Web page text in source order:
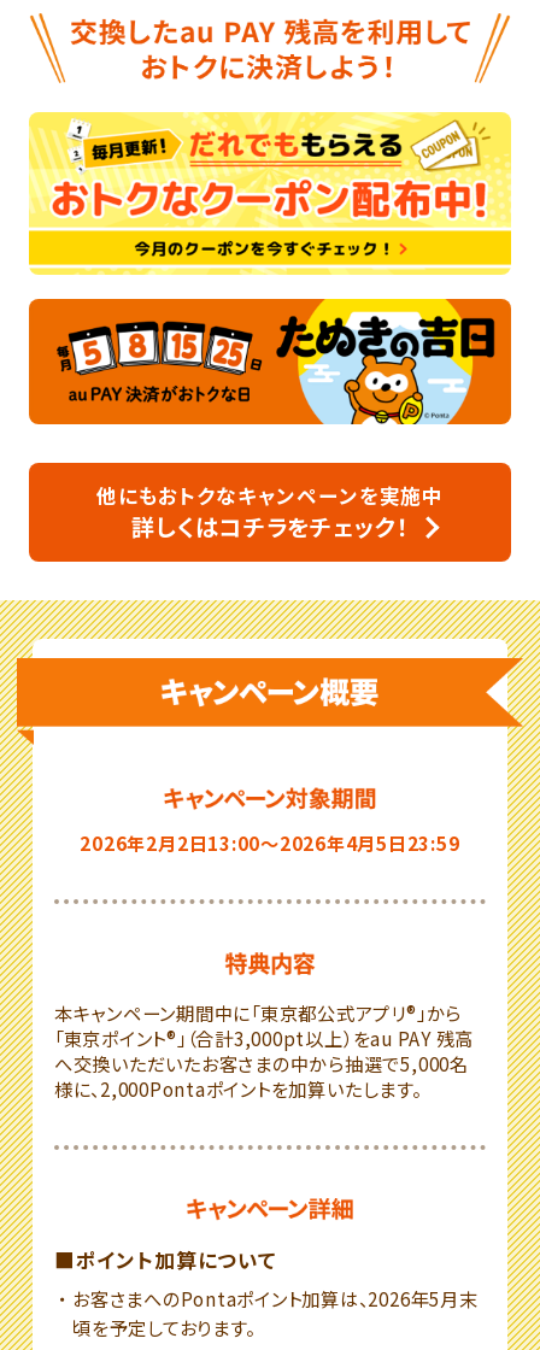
他にもおトクなキャンペーンを実施中
詳しくはコチラをチェック！
2026年2月2日13:00～2026年4月5日23:59
本キャンペーン期間中に「東京都公式アプリ®」から
「東京ポイント®」（合計3,000pt以上）をau PAY 残高
へ交換いただいたお客さまの中から抽選で5,000名
様に、2,000Pontaポイントを加算いたします。
■ポイント加算について
お客さまへのPontaポイント加算は、2026年5月末
頃を予定しております。